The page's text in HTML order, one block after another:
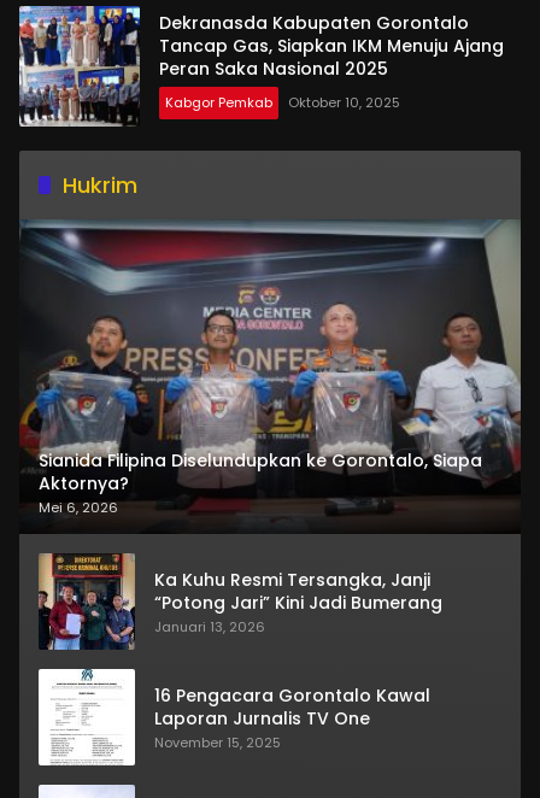
Dekranasda Kabupaten Gorontalo
Tancap Gas, Siapkan IKM Menuju Ajang
Peran Saka Nasional 2025
Kabgor Pemkab Oktober 10, 2025
Hukrim
Sianida Filipina Diselundupkan ke Gorontalo, Siapa
Aktornya?
Mei 6, 2026
Ka Kuhu Resmi Tersangka, Janji
“Potong Jari” Kini Jadi Bumerang
Januari 13, 2026
16 Pengacara Gorontalo Kawal
Laporan Jurnalis TV One
November 15, 2025